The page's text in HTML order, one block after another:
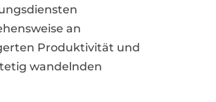
an
Produktivität und
wandelnden